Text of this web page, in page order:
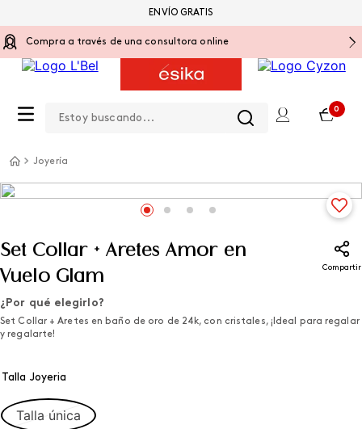
Compra a través de una consultora online
0
ENVÍO GRATIS
Joyería
Set Collar + Aretes Amor en
Vuelo Glam
Compartir
¿Por qué elegirlo?
Set Collar + Aretes en baño de oro de 24k, con cristales, ¡Ideal para regalar
y regalarte!
Talla Joyeria
Talla única